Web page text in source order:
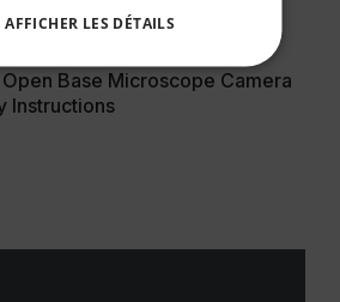
Base Microscope Camera
Instructions
AFFICHER LES DÉTAILS
NÉCESSAIRES